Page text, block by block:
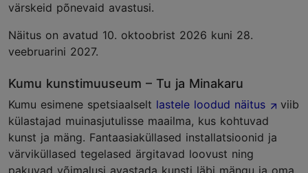
värskeid põnevaid avastusi.
Näitus on avatud 10. oktoobrist 2026 kuni 28.
veebruarini 2027.
Kumu kunstimuuseum – Tu ja Minakaru
Kumu esimene spetsiaalselt lastele loodud näitus
viib
külastajad muinasjutulisse maailma, kus kohtuvad
kunst ja mäng. Fantaasiaküllased installatsioonid ja
värviküllased tegelased ärgitavad loovust ning